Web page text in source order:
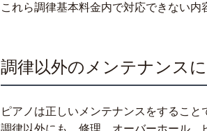
これら調律基本料金内で対応できない内
調律以外のメンテナンス
ピアノは正しいメンテナンスをすること